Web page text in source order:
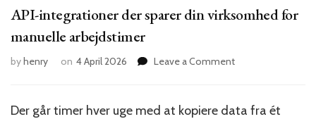
API-integrationer der sparer din virksomhed for
manuelle arbejdstimer
byhenry on 4 April 2026 Leave a Commenton
der
Der går timer hver uge med at kopiere data fra ét